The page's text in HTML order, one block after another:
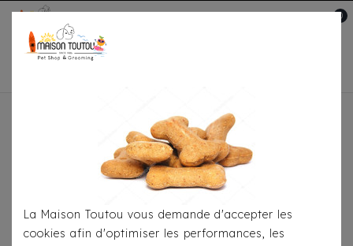
0
Accueil
Pour
Accessoires
Bandana Milk & Pepper
Calista
La Maison Toutou vous demande d'accepter les
cookies afin d'optimiser les performances, les